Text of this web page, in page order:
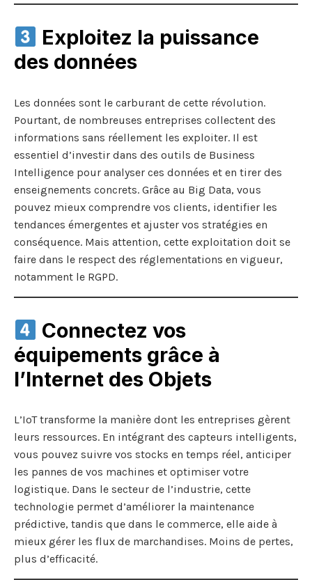
Exploitez la puissance
des données
Les données sont le carburant de cette révolution.
Pourtant, de nombreuses entreprises collectent des
informations sans réellement les exploiter. Il est
essentiel d’investir dans des outils de Business
Intelligence pour analyser ces données et en tirer des
enseignements concrets. Grâce au Big Data, vous
pouvez mieux comprendre vos clients, identifier les
tendances émergentes et ajuster vos stratégies en
conséquence. Mais attention, cette exploitation doit se
faire dans le respect des réglementations en vigueur,
notamment le RGPD.
Connectez vos
équipements grâce à
l’Internet des Objets
L’IoT transforme la manière dont les entreprises gèrent
leurs ressources. En intégrant des capteurs intelligents,
vous pouvez suivre vos stocks en temps réel, anticiper
les pannes de vos machines et optimiser votre
logistique. Dans le secteur de l’industrie, cette
technologie permet d’améliorer la maintenance
prédictive, tandis que dans le commerce, elle aide à
mieux gérer les flux de marchandises. Moins de pertes,
plus d’efficacité.